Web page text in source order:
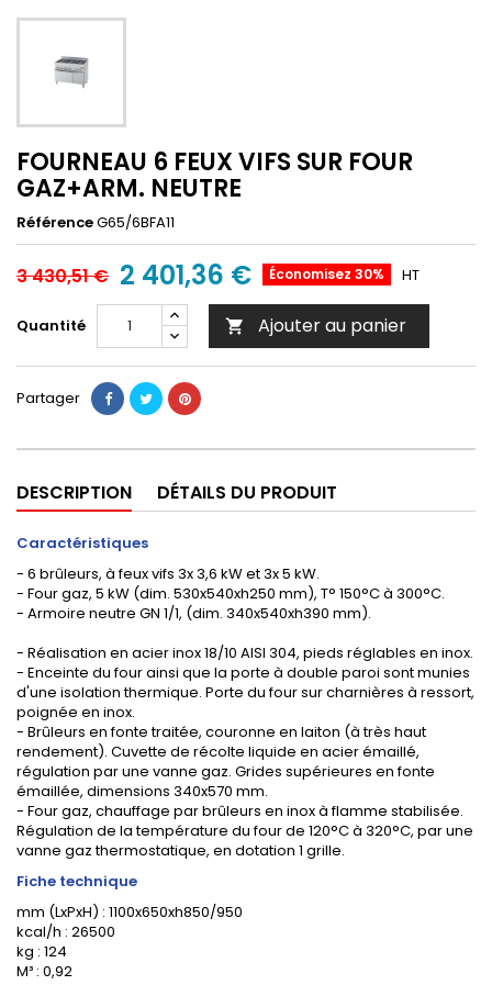
FOURNEAU 6 FEUX VIFS SUR FOUR
GAZ+ARM. NEUTRE
RéférenceG65/6BFA11
3 430,51 € 2 401,36 € Économisez 30% HT
Quantité  Ajouter au panier
Partager
DESCRIPTION DÉTAILS DU PRODUIT
Caractéristiques
- 6 brûleurs, à feux vifs 3x 3,6 kW et 3x 5 kW.
- Four gaz, 5 kW (dim. 530x540xh250 mm), T° 150°C à 300°C.
- Armoire neutre GN 1/1, (dim. 340x540xh390 mm).
- Réalisation en acier inox 18/10 AISI 304, pieds réglables en inox.
- Enceinte du four ainsi que la porte à double paroi sont munies
d'une isolation thermique. Porte du four sur charnières à ressort,
poignée en inox.
- Brûleurs en fonte traitée, couronne en laiton (à très haut
rendement). Cuvette de récolte liquide en acier émaillé,
régulation par une vanne gaz. Grides supérieures en fonte
émaillée, dimensions 340x570 mm.
- Four gaz, chauffage par brûleurs en inox à flamme stabilisée.
Régulation de la température du four de 120°C à 320°C, par une
vanne gaz thermostatique, en dotation 1 grille.
Fiche technique
mm (LxPxH) : 1100x650xh850/950
kcal/h : 26500
kg : 124
M³ : 0,92